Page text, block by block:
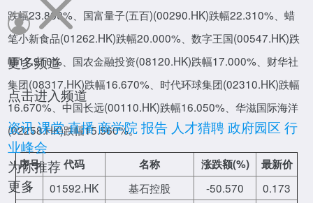
更多频道
点击进入频道
资讯课堂直播商学院报告 人才猎聘政府园区 行
业峰会
为你推荐
更多
跌幅23.860%、国富量子(五百)(00290.HK)跌幅22.310%、蜡
笔小新食品(01262.HK)跌幅20.000%、数字王国(00547.HK)跌
幅17.910%、国农金融投资(08120.HK)跌幅17.000%、财华社
集团(08317.HK)跌幅16.670%、时代环球集团(02310.HK)跌幅
16.670%、中国长远(00110.HK)跌幅16.050%、华滋国际海洋
(02258.HK)跌幅15.560%。
序号 代码 名称 涨跌额(%)
最新价
1
01592.HK 基石控股 -50.570
0.173
活动
确定
董秘研修班
整合百位上市公司董秘导师，培养上千董秘实操人才
立即报名